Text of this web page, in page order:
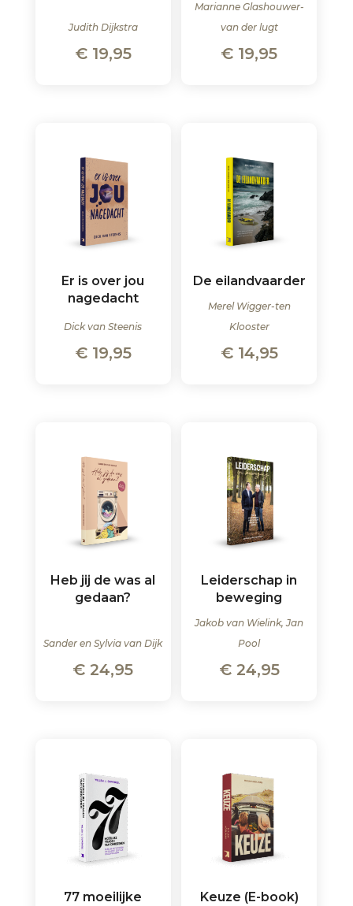
Judith Dijkstra
€19,95
Marianne Glashouwer-
van der lugt
€ 19,95
Er is over jou
nagedacht
Dick van Steenis
€19,95
De eilandvaarder
Merel Wigger-ten
Klooster
€14,95
Heb jij de was al
gedaan?
Sander en Sylvia van Dijk
€ 24,95
Leiderschap in
beweging
Jakob van Wielink, Jan
Pool
€24,95
77 moeilijke Keuze (E-book)